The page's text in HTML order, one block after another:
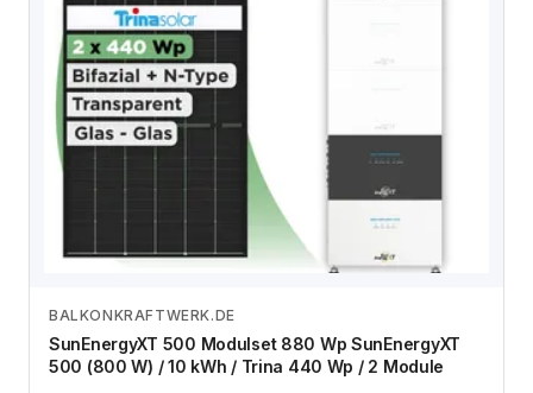
Zum Angebot
BALKONKRAFTWERK.DE
SunEnergyXT 500 Modulset 880 Wp SunEnergyXT
500 (800 W) / 10 kWh / Trina 440 Wp / 2 Module